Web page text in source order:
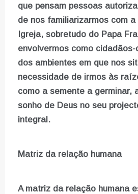
que pensam pessoas
de nos familiarizarmos com
Igreja, sobretudo do Papa
envolvermos como
dos ambientes em que nos
necessidade de irmos às
como a semente a germinar,
sonho de Deus no seu
integral.
Matriz da relação humana
A matriz da relação humana